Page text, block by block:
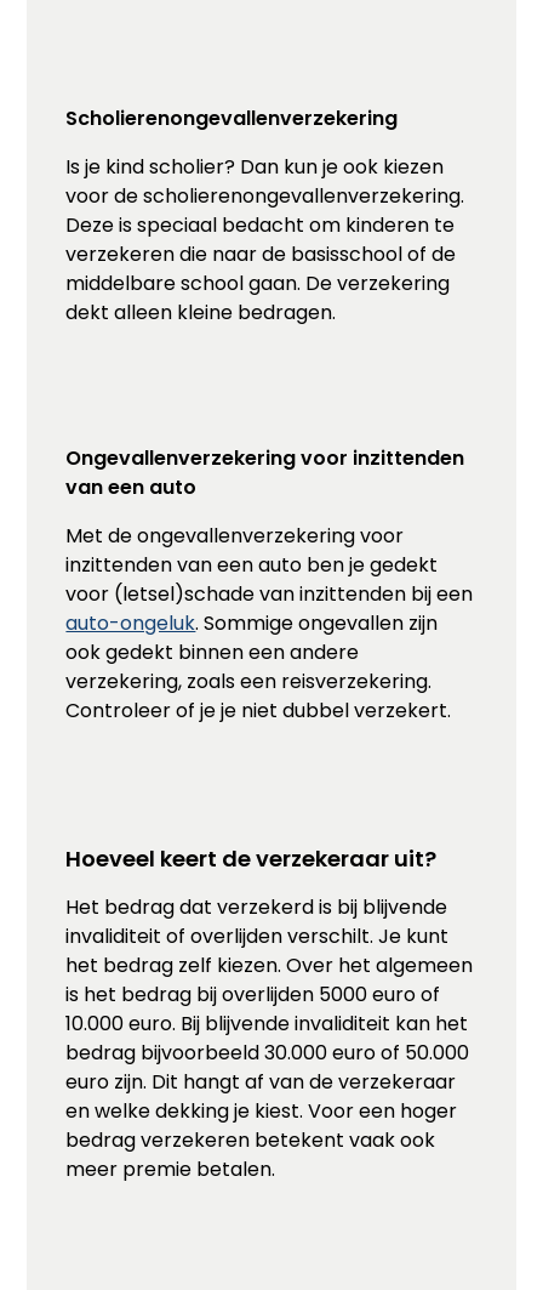
Scholierenongevallenverzekering
Is je kind scholier? Dan kun je ook kiezen
voor de scholierenongevallenverzekering.
Deze is speciaal bedacht om kinderen te
verzekeren die naar de basisschool of de
middelbare school gaan. De verzekering
dekt alleen kleine bedragen.
Ongevallenverzekering voor inzittenden
van een auto
Met de ongevallenverzekering voor
inzittenden van een auto ben je gedekt
voor (letsel)schade van inzittenden bij een
auto-ongeluk. Sommige ongevallen zijn
ook gedekt binnen een andere
verzekering, zoals een reisverzekering.
Controleer of je je niet dubbel verzekert.
Hoeveel keert de verzekeraar uit?
Het bedrag dat verzekerd is bij blijvende
invaliditeit of overlijden verschilt. Je kunt
het bedrag zelf kiezen. Over het algemeen
is het bedrag bij overlijden 5000 euro of
10.000 euro. Bij blijvende invaliditeit kan het
bedrag bijvoorbeeld 30.000 euro of 50.000
euro zijn. Dit hangt af van de verzekeraar
en welke dekking je kiest. Voor een hoger
bedrag verzekeren betekent vaak ook
meer premie betalen.